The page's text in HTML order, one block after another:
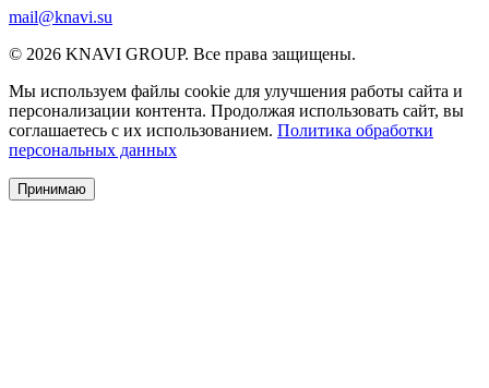
mail@knavi.su
© 2026 KNAVI GROUP. Все права защищены.
Мы используем файлы cookie для улучшения работы сайта и
персонализации контента. Продолжая использовать сайт, вы
соглашаетесь с их использованием. Политика обработки
персональных данных
Принимаю